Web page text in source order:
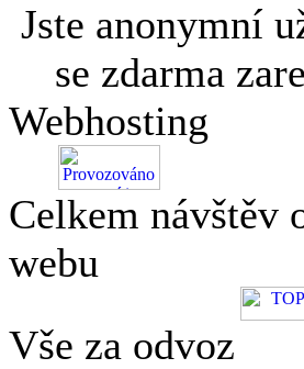
Jste anonymní
se zdarma
Webhosting
Celkem návštěv
webu
Vše za odvoz